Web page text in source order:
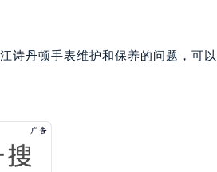
诗丹顿手表维护和保养的问题，可以